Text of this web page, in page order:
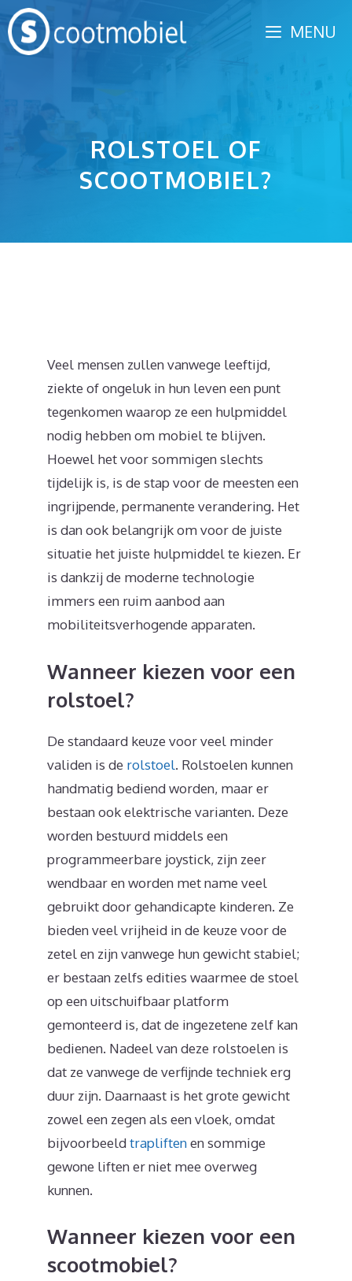
Spring
naar
inhoud
MENU
ROLSTOEL OF
SCOOTMOBIEL?
Veel mensen zullen vanwege leeftijd,
ziekte of ongeluk in hun leven een punt
tegenkomen waarop ze een hulpmiddel
nodig hebben om mobiel te blijven.
Hoewel het voor sommigen slechts
tijdelijk is, is de stap voor de meesten een
ingrijpende, permanente verandering. Het
is dan ook belangrijk om voor de juiste
situatie het juiste hulpmiddel te kiezen. Er
is dankzij de moderne technologie
immers een ruim aanbod aan
mobiliteitsverhogende apparaten.
Wanneer kiezen voor een
rolstoel?
De standaard keuze voor veel minder
validen is de rolstoel. Rolstoelen kunnen
handmatig bediend worden, maar er
bestaan ook elektrische varianten. Deze
worden bestuurd middels een
programmeerbare joystick, zijn zeer
wendbaar en worden met name veel
gebruikt door gehandicapte kinderen. Ze
bieden veel vrijheid in de keuze voor de
zetel en zijn vanwege hun gewicht stabiel;
er bestaan zelfs edities waarmee de stoel
op een uitschuifbaar platform
gemonteerd is, dat de ingezetene zelf kan
bedienen. Nadeel van deze rolstoelen is
dat ze vanwege de verfijnde techniek erg
duur zijn. Daarnaast is het grote gewicht
zowel een zegen als een vloek, omdat
bijvoorbeeldtrapliftenen sommige
gewone liften er niet mee overweg
kunnen.
Wanneer kiezen voor een
scootmobiel?